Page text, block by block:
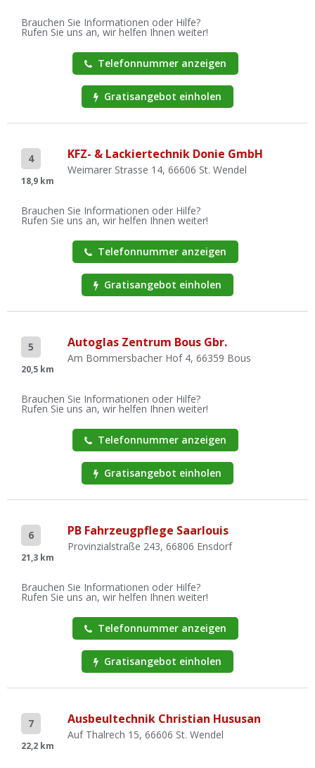
Brauchen Sie Informationen oder Hilfe?
Rufen Sie uns an, wir helfen Ihnen weiter!
Telefonnummer anzeigen
Gratisangebot einholen
4
18,9 km
KFZ- & Lackiertechnik Donie GmbH
Weimarer Strasse 14, 66606 St. Wendel
Brauchen Sie Informationen oder Hilfe?
Rufen Sie uns an, wir helfen Ihnen weiter!
Telefonnummer anzeigen
Gratisangebot einholen
5
20,5 km
Autoglas Zentrum Bous Gbr.
Am Bommersbacher Hof 4, 66359 Bous
Brauchen Sie Informationen oder Hilfe?
Rufen Sie uns an, wir helfen Ihnen weiter!
Telefonnummer anzeigen
Gratisangebot einholen
6
21,3 km
PB Fahrzeugpflege Saarlouis
Provinzialstraße 243, 66806 Ensdorf
Brauchen Sie Informationen oder Hilfe?
Rufen Sie uns an, wir helfen Ihnen weiter!
Telefonnummer anzeigen
Gratisangebot einholen
7
22,2 km
Ausbeultechnik Christian Hususan
Auf Thalrech 15, 66606 St. Wendel